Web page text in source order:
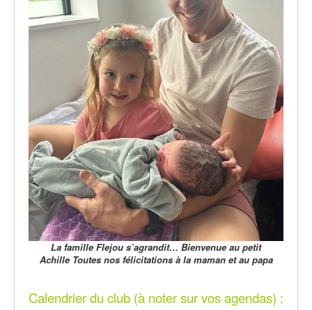
La famille Flejou s’agrandit… Bienvenue au petit
Achille Toutes nos félicitations à la maman et au papa
Calendrier du club (à noter sur vos agendas) :